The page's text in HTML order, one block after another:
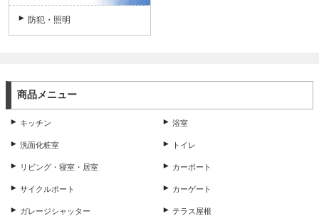
防犯・照明
商品メニュー
キッチン 浴室
洗面化粧室 トイレ
リビング・寝室・居室 カーポート
サイクルポート カーゲート
ガレージシャッター テラス屋根